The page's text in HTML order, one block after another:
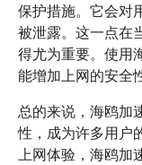
保护措施。它会对
被泄露。这一点在
得尤为重要。使用
能增加上网的安全性
总的来说，海鸥加
性，成为许多用户
上网体验，海鸥加